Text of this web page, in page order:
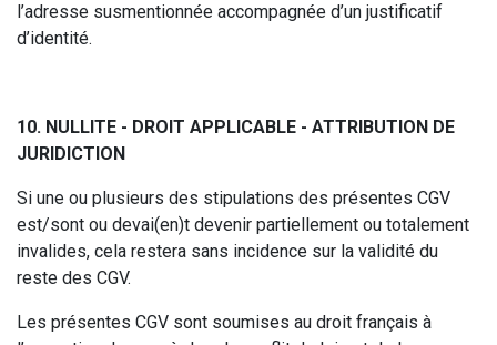
l’adresse susmentionnée accompagnée d’un justificatif
d’identité.
10. NULLITE - DROIT APPLICABLE - ATTRIBUTION DE
JURIDICTION
Si une ou plusieurs des stipulations des présentes CGV
est/sont ou devai(en)t devenir partiellement ou totalement
invalides, cela restera sans incidence sur la validité du
reste des CGV.
Les présentes CGV sont soumises au droit français à